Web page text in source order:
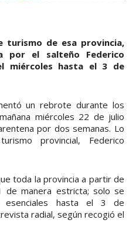
turismo de esa provincia,
por el salteño Federico
miércoles hasta el 3 de
un rebrote durante los
miércoles 22 de julio
por dos semanas. Lo
provincial, Federico
toda la provincia a partir de
de manera estricta; solo se
esenciales hasta el 3 de
radial, según recogió el